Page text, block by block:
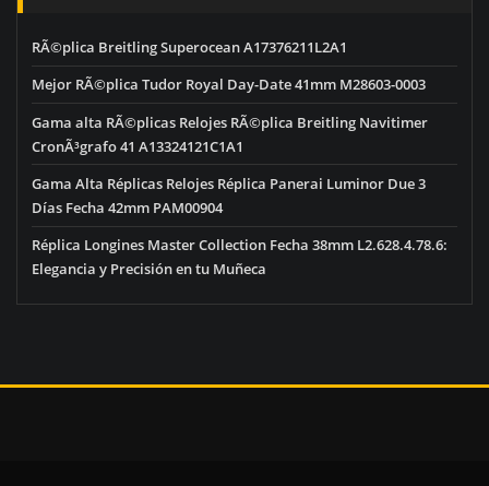
RÃ©plica Breitling Superocean A17376211L2A1
Mejor RÃ©plica Tudor Royal Day-Date 41mm M28603-0003
Gama alta RÃ©plicas Relojes RÃ©plica Breitling Navitimer
CronÃ³grafo 41 A13324121C1A1
Gama Alta Réplicas Relojes Réplica Panerai Luminor Due 3
Días Fecha 42mm PAM00904
Réplica Longines Master Collection Fecha 38mm L2.628.4.78.6:
Elegancia y Precisión en tu Muñeca